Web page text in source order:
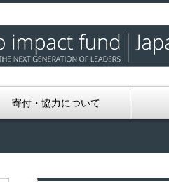
寄付・協力について